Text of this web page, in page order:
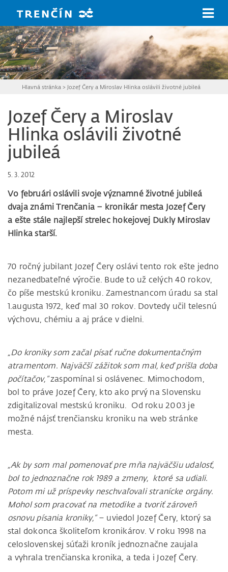
Hlavná stránka > Jozef Čery a Miroslav Hlinka oslávili životné jubileá
Jozef Čery a Miroslav
Hlinka oslávili životné
jubileá
5. 3. 2012
Vo februári oslávili svoje významné životné jubileá
dvaja známi Trenčania – kronikár mesta Jozef Čery
a ešte stále najlepší strelec hokejovej Dukly Miroslav
Hlinka starší.
70 ročný jubilant Jozef Čery oslávi tento rok ešte jedno
nezanedbateľné výročie. Bude to už celých 40 rokov,
čo píše mestskú kroniku. Zamestnancom úradu sa stal
1.augusta 1972, keď mal 30 rokov. Dovtedy učil telesnú
výchovu, chémiu a aj práce v dielni.
„Do kroniky som začal písať ručne dokumentačným
atramentom. Najväčší zážitok som mal, keď prišla doba
počítačov,“zaspomínal si oslávenec. Mimochodom,
bol to práve Jozef Čery, kto ako prvý na Slovensku
zdigitalizoval mestskú kroniku. Od roku 2003 je
možné nájsť trenčiansku kroniku na web stránke
mesta.
„Ak by som mal pomenovať pre mňa najväčšiu udalosť,
bol to jednoznačne rok 1989 a zmeny, ktoré sa udiali.
Potom mi už príspevky neschvaľovali stranícke orgány.
Mohol som pracovať na metodike a tvoriť zároveň
osnovu písania kroniky,“– uviedol Jozef Čery, ktorý sa
stal dokonca školiteľom kronikárov. V roku 1998 na
celoslovenskej súťaži kroník jednoznačne zaujala
a vyhrala trenčianska kronika, a teda i Jozef Čery.